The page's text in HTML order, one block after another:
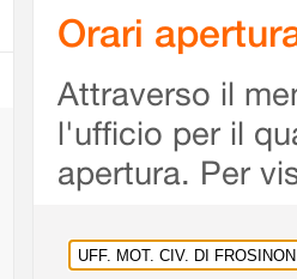
Orari
Attraverso il
l'ufficio per il
apertura. Per